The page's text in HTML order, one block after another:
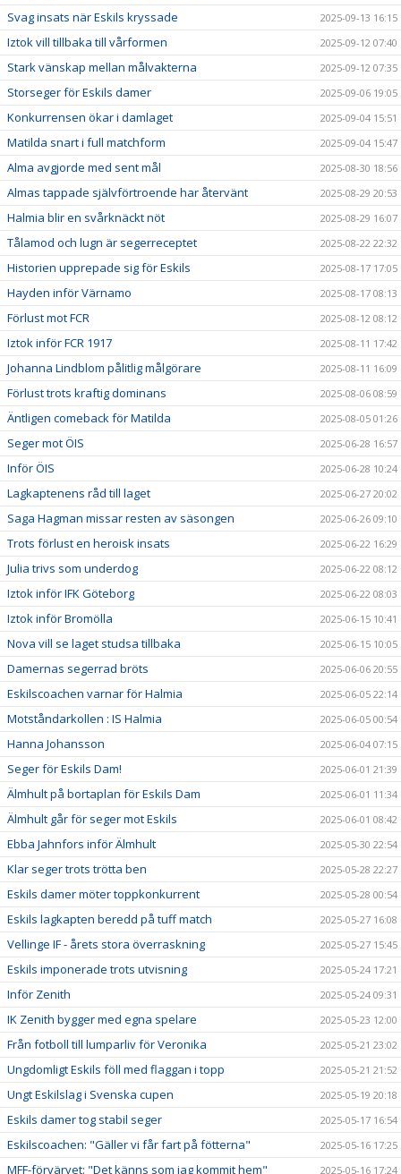
Svag insats när Eskils kryssade 2025-09-13 16:15
Iztok vill tillbaka till vårformen 2025-09-12 07:40
Stark vänskap mellan målvakterna 2025-09-12 07:35
Storseger för Eskils damer 2025-09-06 19:05
Konkurrensen ökar i damlaget 2025-09-04 15:51
Matilda snart i full matchform 2025-09-04 15:47
Alma avgjorde med sent mål 2025-08-30 18:56
Almas tappade självförtroende har återvänt 2025-08-29 20:53
Halmia blir en svårknäckt nöt 2025-08-29 16:07
Tålamod och lugn är segerreceptet 2025-08-22 22:32
Historien upprepade sig för Eskils 2025-08-17 17:05
Hayden inför Värnamo 2025-08-17 08:13
Förlust mot FCR 2025-08-12 08:12
Iztok inför FCR 1917 2025-08-11 17:42
Johanna Lindblom pålitlig målgörare 2025-08-11 16:09
Förlust trots kraftig dominans 2025-08-06 08:59
Äntligen comeback för Matilda 2025-08-05 01:26
Seger mot ÖIS 2025-06-28 16:57
Inför ÖIS 2025-06-28 10:24
Lagkaptenens råd till laget 2025-06-27 20:02
Saga Hagman missar resten av säsongen 2025-06-26 09:10
Trots förlust en heroisk insats 2025-06-22 16:29
Julia trivs som underdog 2025-06-22 08:12
Iztok inför IFK Göteborg 2025-06-22 08:03
Iztok inför Bromölla 2025-06-15 10:41
Nova vill se laget studsa tillbaka 2025-06-15 10:05
Damernas segerrad bröts 2025-06-06 20:55
Eskilscoachen varnar för Halmia 2025-06-05 22:14
Motståndarkollen : IS Halmia 2025-06-05 00:54
Hanna Johansson 2025-06-04 07:15
Seger för Eskils Dam! 2025-06-01 21:39
Älmhult på bortaplan för Eskils Dam 2025-06-01 11:34
Älmhult går för seger mot Eskils 2025-06-01 08:42
Ebba Jahnfors inför Älmhult 2025-05-30 22:54
Klar seger trots trötta ben 2025-05-28 22:27
Eskils damer möter toppkonkurrent 2025-05-28 00:54
Eskils lagkapten beredd på tuff match 2025-05-27 16:08
Vellinge IF - årets stora överraskning 2025-05-27 15:45
Eskils imponerade trots utvisning 2025-05-24 17:21
Inför Zenith 2025-05-24 09:31
IK Zenith bygger med egna spelare 2025-05-23 12:00
Från fotboll till lumparliv för Veronika 2025-05-21 23:02
Ungdomligt Eskils föll med flaggan i topp 2025-05-21 21:52
Ungt Eskilslag i Svenska cupen 2025-05-19 20:18
Eskils damer tog stabil seger 2025-05-17 16:54
Eskilscoachen: "Gäller vi får fart på fötterna" 2025-05-16 17:25
MFF-förvärvet: "Det känns som jag kommit hem" 2025-05-16 17:24